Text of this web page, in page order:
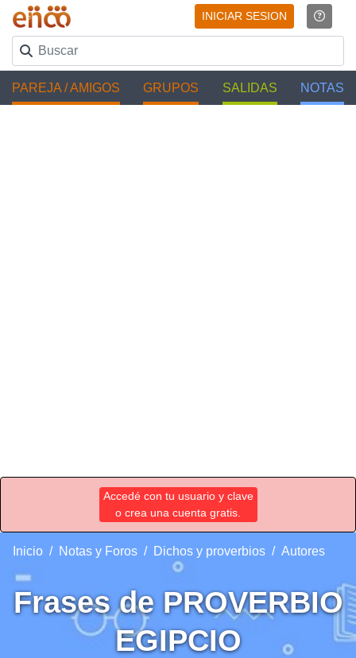
INICIAR SESION
PAREJA / AMIGOS GRUPOS SALIDAS NOTAS
Accedé con tu usuario y clave
o crea una cuenta gratis.
Inicio Notas y Foros Dichos y proverbios Autores
Frases de PROVERBIO
EGIPCIO